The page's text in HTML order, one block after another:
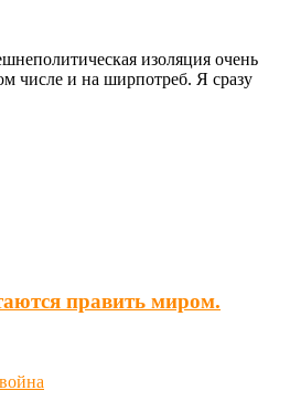
изоляция очень
числе и на ширпотреб. Я сразу
править миром.